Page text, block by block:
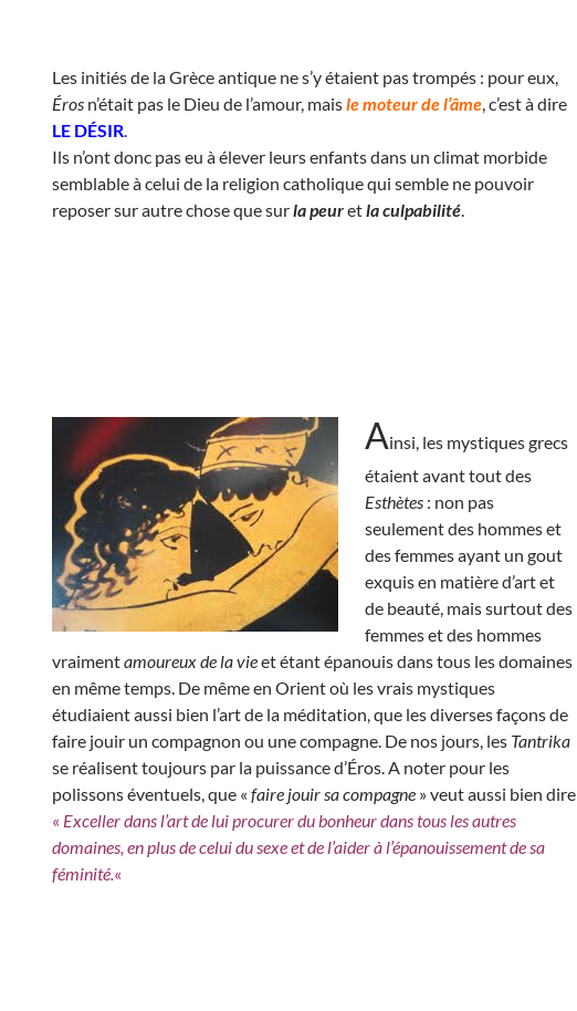
Les initiés de la Grèce antique ne s’y étaient pas trompés : pour eux,
Éros n’était pas le Dieu de l’amour, maisle moteur de l’âme, c’est à dire
LE DÉSIR.
Ils n’ont donc pas eu à élever leurs enfants dans un climat morbide
semblable à celui de la religion catholique qui semble ne pouvoir
reposer sur autre chose que surla peuretla culpabilité.
Ainsi, les mystiques grecs
étaient avant tout des
Esthètes : non pas
seulement des hommes et
des femmes ayant un gout
exquis en matière d’art et
de beauté, mais surtout des
femmes et des hommes
vraimentamoureux de la vieet étant épanouis dans tous les domaines
en même temps. De même en Orient où les vrais mystiques
étudiaient aussi bien l’art de la méditation, que les diverses façons de
faire jouir un compagnon ou une compagne. De nos jours, les Tantrika
se réalisent toujours par la puissance d’Éros. A noter pour les
polissons éventuels, que « faire jouir sa compagne » veut aussi bien dire
« Exceller dans l’art de lui procurer du bonheur dans tous les autres
domaines, en plus de celui du sexe et de l’aider à l’épanouissement de sa
féminité.«